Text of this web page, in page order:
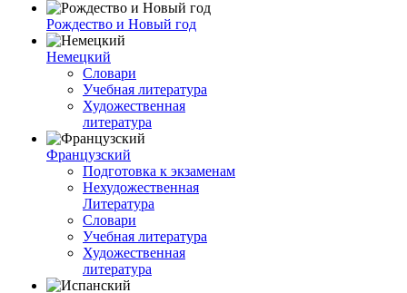
Рождество и Новый год
Немецкий
Словари
Учебная литература
Художественная
литература
Французский
Подготовка к экзаменам
Нехудожественная
Литература
Словари
Учебная литература
Художественная
литература